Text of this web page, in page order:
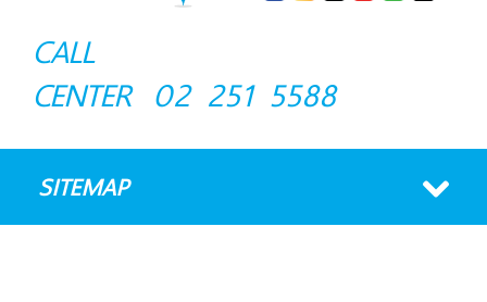
CALL
CENTER 02 251 5588
SITEMAP